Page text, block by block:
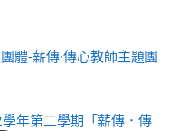
體-薪傳·傳心教師主題團
年第二學期「薪傳．傳